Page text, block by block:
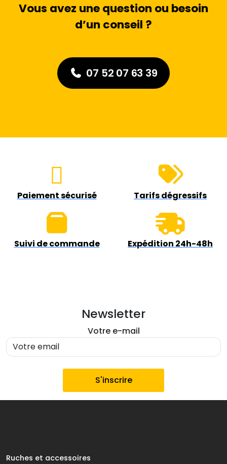
Vous avez une question ou besoin
d’un conseil ?
07 52 07 63 39
Paiement sécurisé Tarifs dégressifs
Suivi de commande Expédition 24h-48h
Newsletter
Votre e-mail
Ruches et accessoires